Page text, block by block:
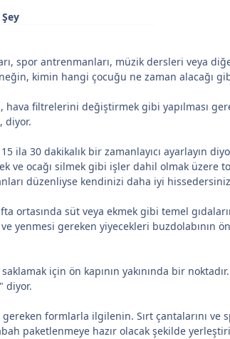
spor antrenmanları, müzik dersleri veya
kimin hangi çocuğu ne zaman alacağı
filtrelerini değiştirmek gibi yapılması
diyor.
ila 30 dakikalık bir zamanlayıcı ayarlayın
ve ocağı silmek gibi işler dahil olmak üzere
düzenliyse kendinizi daha iyi
ortasında süt veya ekmek gibi temel
gereken yiyecekleri buzdolabının ön
için ön kapının yakınında bir
diyor.
formlarla ilgilenin. Sırt çantalarını ve
paketlenmeye hazır olacak şekilde